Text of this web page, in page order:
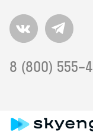
8 (800)